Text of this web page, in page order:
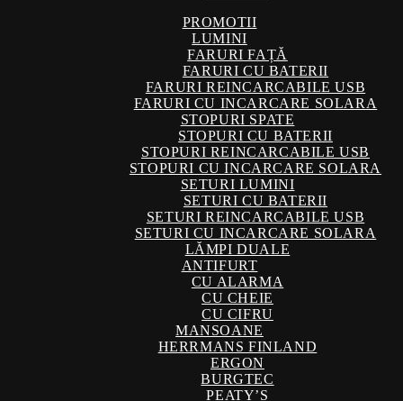
PROMOTII
LUMINI
FARURI FAȚĂ
FARURI CU BATERII
FARURI REINCARCABILE USB
FARURI CU INCARCARE SOLARA
STOPURI SPATE
STOPURI CU BATERII
STOPURI REINCARCABILE USB
STOPURI CU INCARCARE SOLARA
SETURI LUMINI
SETURI CU BATERII
SETURI REINCARCABILE USB
SETURI CU INCARCARE SOLARA
LĂMPI DUALE
ANTIFURT
CU ALARMA
CU CHEIE
CU CIFRU
MANSOANE
HERRMANS FINLAND
ERGON
BURGTEC
PEATY’S